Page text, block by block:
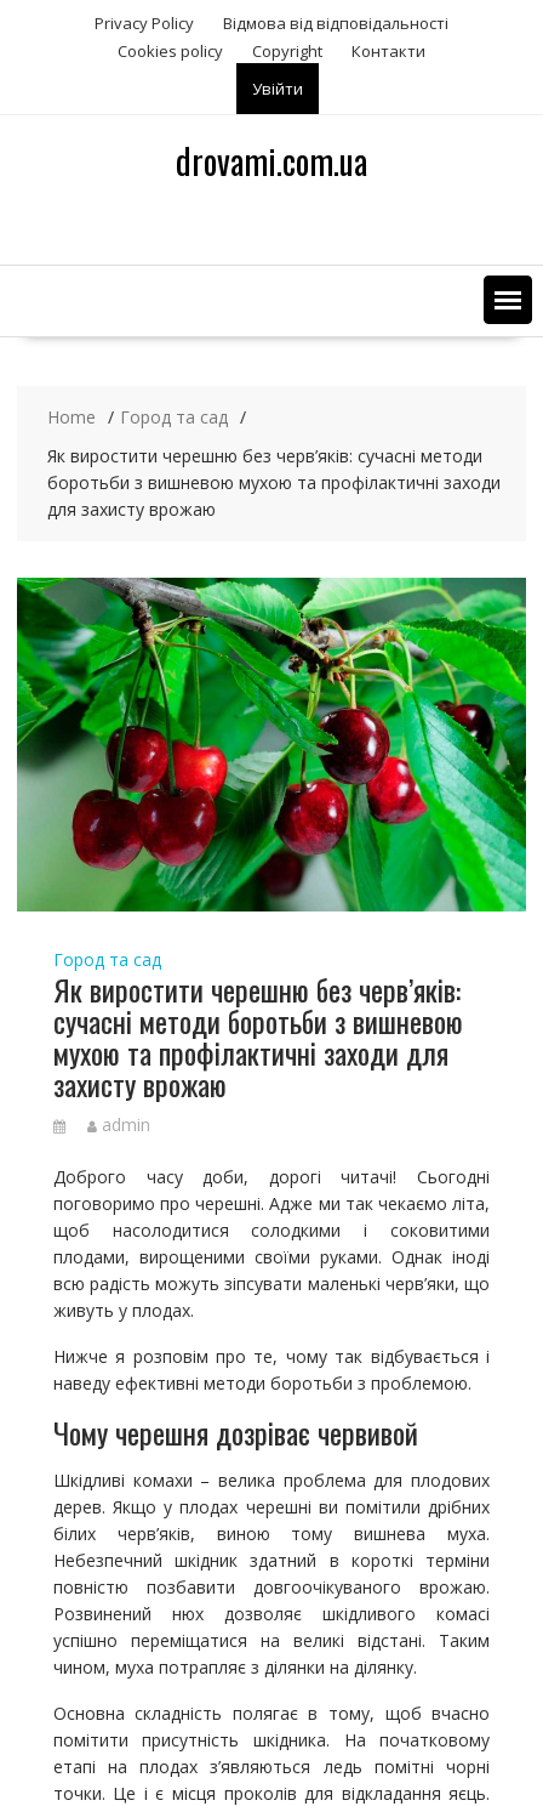
t
Privacy Policy
Відмова від відповідальності
Сookies policy
Copyright
Контакти
Увійти
drovami.com.ua
Home
Город та сад
Як виростити черешню без черв’яків: сучасні методи
боротьби з вишневою мухою та профілактичні заходи
для захисту врожаю
Город та сад
Як виростити черешню без черв’яків:
сучасні методи боротьби з вишневою
мухою та профілактичні заходи для
захисту врожаю
admin
Доброго часу доби, дорогі читачі! Сьогодні
поговоримо про черешні. Адже ми так чекаємо літа,
щоб насолодитися солодкими і соковитими
плодами, вирощеними своїми руками. Однак іноді
всю радість можуть зіпсувати маленькі черв’яки, що
живуть у плодах.
Нижче я розповім про те, чому так відбувається і
наведу ефективні методи боротьби з проблемою.
Чому черешня дозріває червивой
Шкідливі комахи – велика проблема для плодових
дерев. Якщо у плодах черешні ви помітили дрібних
білих черв’яків, виною тому вишнева муха.
Небезпечний шкідник здатний в короткі терміни
повністю позбавити довгоочікуваного врожаю.
Розвинений нюх дозволяє шкідливого комасі
успішно переміщатися на великі відстані. Таким
чином, муха потрапляє з ділянки на ділянку.
Основна складність полягає в тому, щоб вчасно
помітити присутність шкідника. На початковому
етапі на плодах з’являються ледь помітні чорні
точки. Це і є місця проколів для відкладання яєць.